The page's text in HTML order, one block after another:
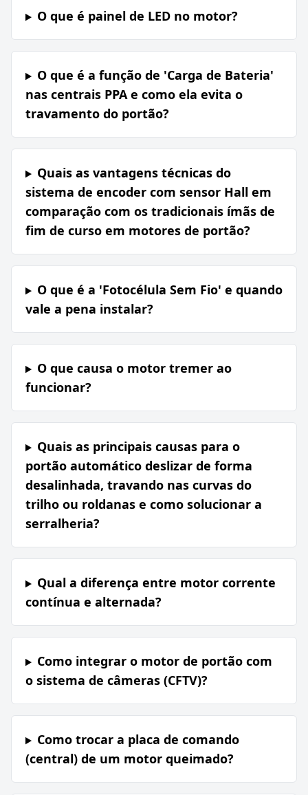
O que é painel de LED no motor?
O que é a função de 'Carga de Bateria'
nas centrais PPA e como ela evita o
travamento do portão?
Quais as vantagens técnicas do
sistema de encoder com sensor Hall em
comparação com os tradicionais ímãs de
fim de curso em motores de portão?
O que é a 'Fotocélula Sem Fio' e quando
vale a pena instalar?
O que causa o motor tremer ao
funcionar?
Quais as principais causas para o
portão automático deslizar de forma
desalinhada, travando nas curvas do
trilho ou roldanas e como solucionar a
serralheria?
Qual a diferença entre motor corrente
contínua e alternada?
Como integrar o motor de portão com
o sistema de câmeras (CFTV)?
Como trocar a placa de comando
(central) de um motor queimado?